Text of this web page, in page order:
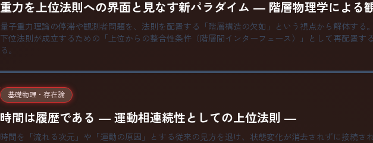
重力を上位法則への界面と見なす新パラダイム ― 階層物理学による
量子重力理論の停滞や観測者問題を、法則を配置する「階層構造の欠如」という視点から解体する
下位法則が成立するための「上位からの整合性条件（階層間インターフェース）」として再配置
る。
基礎物理・存在論
時間は履歴である ― 運動相連続性としての上位法則 ―
時間を「流れる次元」や「運動の原因」とする従来の見方を退け、状態変化が消去されずに接続